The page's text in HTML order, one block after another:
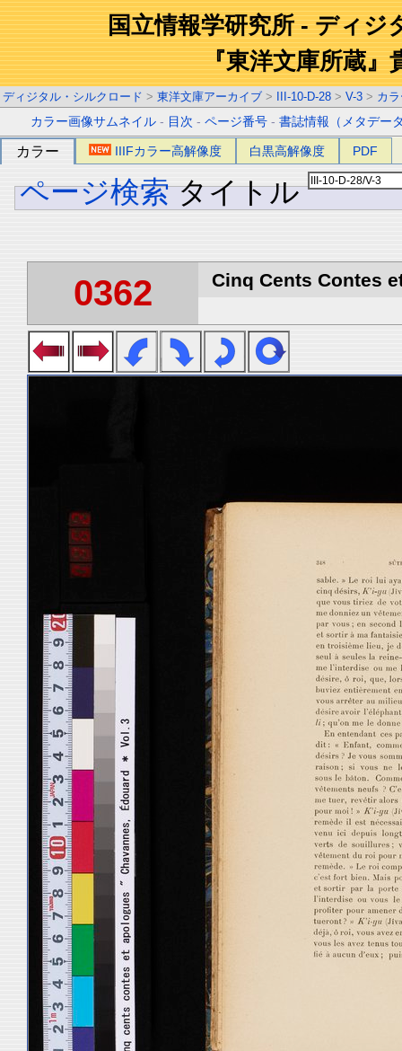
国立情報学研究所 - ディジ
『東洋文庫所蔵』
ディジタル・シルクロード > 東洋文庫アーカイブ > III-10-D-28 > V-3 > カ
カラー画像サムネイル - 目次 -ページ番号 -書誌情報（メタデー
カラー IIIFカラー高解像度 白黒高解像度 PDF
ページ検索 タイトル
0362 Cinq Cents Contes